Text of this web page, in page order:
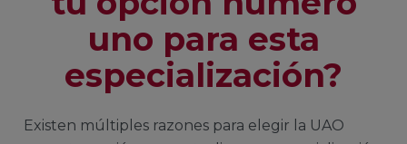
uno para esta
especialización?
Existen múltiples razones para elegir la UAO